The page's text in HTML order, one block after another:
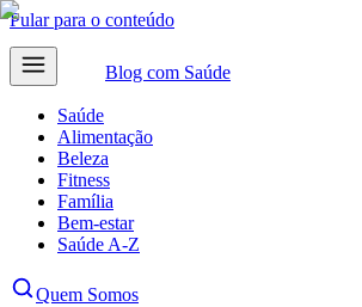
Pular para o conteúdo
Blog com Saúde
Saúde
Alimentação
Beleza
Fitness
Família
Bem-estar
Saúde A-Z
Quem Somos